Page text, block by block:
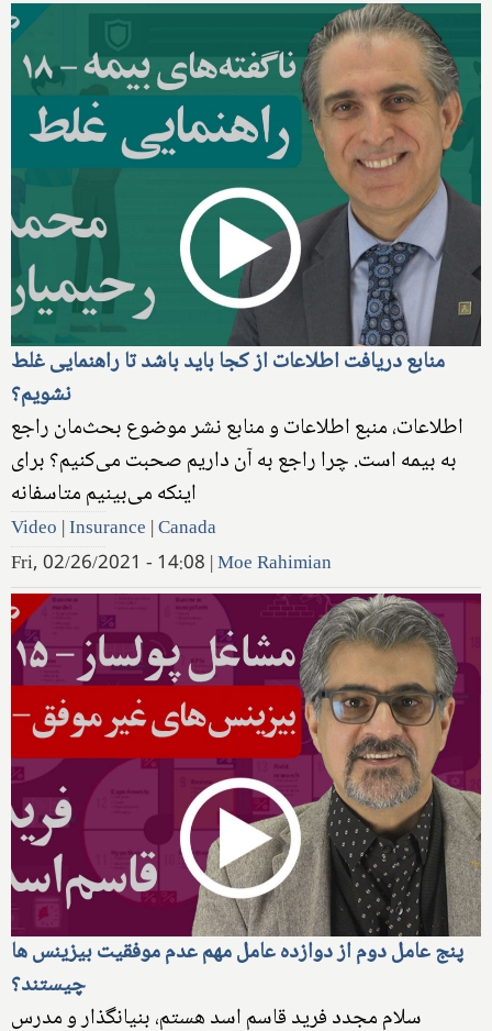
منابع دریافت اطلاعات از کجا باید باشد تا راهنمایی غلط
نشویم؟
اطلاعات، منبع اطلاعات و منابع نشر موضوع بحث‌مان راجع
به بیمه است. چرا راجع به آن داریم صحبت می‌کنیم؟ برای
اینکه می‌بینیم متاسفانه
Video |Insurance |Canada
Fri, 02/26/2021 - 14:08 |Moe Rahimian
پنج عامل دوم از دوازده عامل مهم عدم موفقیت بیزینس ها
چیستند؟
سلام مجدد فرید قاسم اسد هستم، بنیانگذار و مدرس